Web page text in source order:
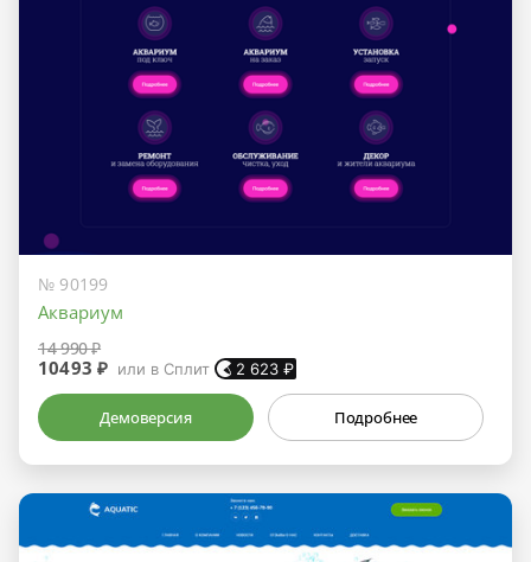
№ 90199
Аквариум
14 990 ₽
10493 ₽ или в Сплит 2 623 ₽
Демоверсия Подробнее